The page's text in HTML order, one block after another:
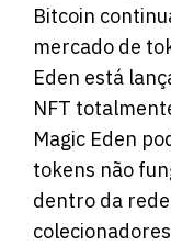
Bitcoin
mercado de
Eden está
NFT
Magic Eden
tokens não
dentro da